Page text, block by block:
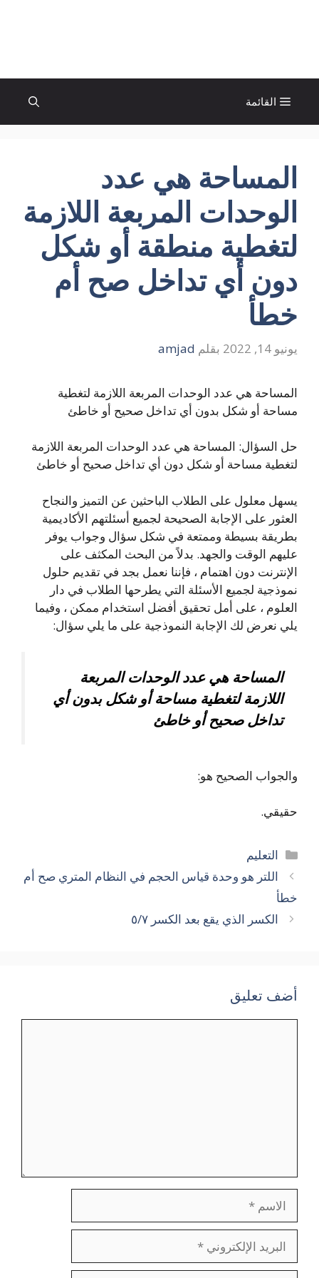
القائمة
المساحة هي عدد
الوحدات المربعة اللازمة
لتغطية منطقة أو شكل
دون أي تداخل صح أم
خطأ
يونيو 14, 2022 بقلم amjad
المساحة هي عدد الوحدات المربعة اللازمة لتغطية
مساحة أو شكل بدون أي تداخل صحيح أو خاطئ
حل السؤال: المساحة هي عدد الوحدات المربعة اللازمة
لتغطية مساحة أو شكل دون أي تداخل صحيح أو خاطئ
يسهل معلول على الطلاب الباحثين عن التميز والنجاح
العثور على الإجابة الصحيحة لجميع أسئلتهم الأكاديمية
بطريقة بسيطة وممتعة في شكل سؤال وجواب يوفر
عليهم الوقت والجهد. بدلاً من البحث المكثف على
الإنترنت دون اهتمام ، فإننا نعمل بجد في تقديم حلول
نموذجية لجميع الأسئلة التي يطرحها الطلاب في دار
العلوم ، على أمل تحقيق أفضل استخدام ممكن ، وفيما
يلي نعرض لك الإجابة النموذجية على ما يلي سؤال:
المساحة هي عدد الوحدات المربعة
اللازمة لتغطية مساحة أو شكل بدون أي
تداخل صحيح أو خاطئ
والجواب الصحيح هو:
حقيقي.
التصنيفات
التعليم
اللتر هو وحدة قياس الحجم في النظام المتري صح أم
خطأ
الكسر الذي يقع بعد الكسر ٥/٧
أضف تعليق
الاسم
البريد
الإلكتروني